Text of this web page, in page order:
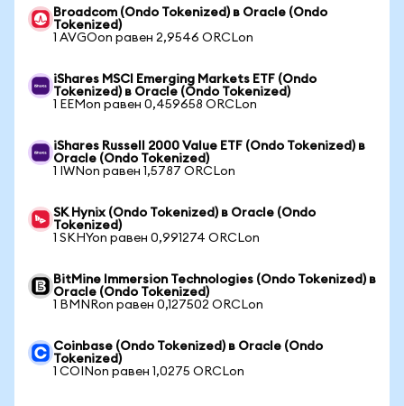
Broadcom (Ondo Tokenized) в Oracle (Ondo
Tokenized)
1 AVGOon равен 2,9546 ORCLon
iShares MSCI Emerging Markets ETF (Ondo
Tokenized) в Oracle (Ondo Tokenized)
1 EEMon равен 0,459658 ORCLon
iShares Russell 2000 Value ETF (Ondo Tokenized) в
Oracle (Ondo Tokenized)
1 IWNon равен 1,5787 ORCLon
SK Hynix (Ondo Tokenized) в Oracle (Ondo
Tokenized)
1 SKHYon равен 0,991274 ORCLon
BitMine Immersion Technologies (Ondo Tokenized) в
Oracle (Ondo Tokenized)
1 BMNRon равен 0,127502 ORCLon
Coinbase (Ondo Tokenized) в Oracle (Ondo
Tokenized)
1 COINon равен 1,0275 ORCLon